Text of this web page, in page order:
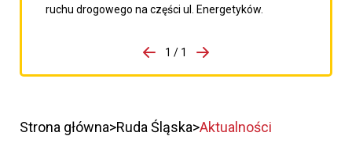
ruchu drogowego na części ul. Energetyków.
porzpedniego komunikatu
1 / 1
Przejdź do następnego
Strona główna Ruda Śląska Aktualności